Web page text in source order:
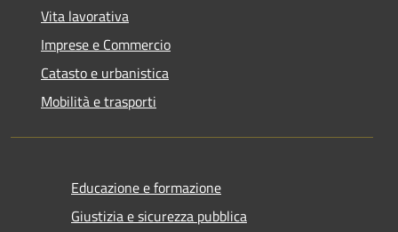
Vita lavorativa
Imprese e Commercio
Catasto e urbanistica
Mobilità e trasporti
Educazione e formazione
Giustizia e sicurezza pubblica